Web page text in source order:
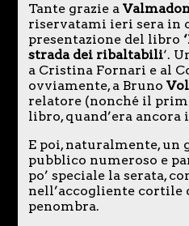
Tante grazie a
riservatami ieri sera in
presentazione del libro
strada dei ribaltabili‘.
a Cristina Fornari e al
ovviamente, a Bruno
relatore (nonché il
libro, quand’era ancora
E poi, naturalmente, un
pubblico numeroso e
po’ speciale la serata,
nell’accogliente cortile
penombra.